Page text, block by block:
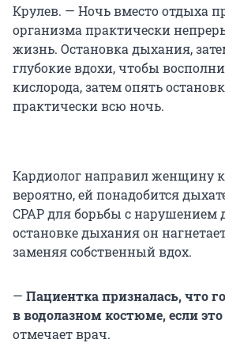
Крулев. — Ночь вместо отдыха
организма практически
жизнь. Остановка дыхания,
глубокие вдохи, чтобы
кислорода, затем опять
практически всю ночь.
Кардиолог направил женщину
вероятно, ей понадобится
СРАР для борьбы с нарушением
остановке дыхания он
заменяя собственный вдох.
— Пациентка призналась, что
в водолазном костюме, если
отмечает врач.